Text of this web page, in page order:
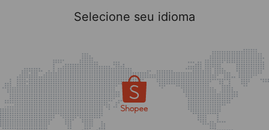
Selecione seu idioma